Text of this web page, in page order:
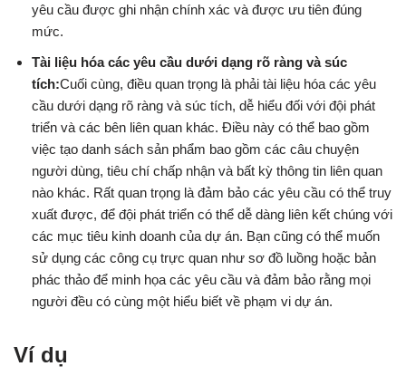
yêu cầu được ghi nhận chính xác và được ưu tiên đúng
mức.
Tài liệu hóa các yêu cầu dưới dạng rõ ràng và súc
tích:Cuối cùng, điều quan trọng là phải tài liệu hóa các yêu
cầu dưới dạng rõ ràng và súc tích, dễ hiểu đối với đội phát
triển và các bên liên quan khác. Điều này có thể bao gồm
việc tạo danh sách sản phẩm bao gồm các câu chuyện
người dùng, tiêu chí chấp nhận và bất kỳ thông tin liên quan
nào khác. Rất quan trọng là đảm bảo các yêu cầu có thể truy
xuất được, để đội phát triển có thể dễ dàng liên kết chúng với
các mục tiêu kinh doanh của dự án. Bạn cũng có thể muốn
sử dụng các công cụ trực quan như sơ đồ luồng hoặc bản
phác thảo để minh họa các yêu cầu và đảm bảo rằng mọi
người đều có cùng một hiểu biết về phạm vi dự án.
Ví dụ